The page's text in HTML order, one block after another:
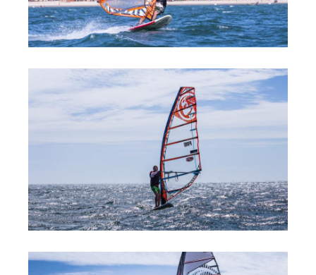
Прокат виндсерфинга и винг фойла
Классический серфинг и SUP
Продажа оборудования
Обучение кайтсерфингу
Система скидок
Обучение Wing Foil